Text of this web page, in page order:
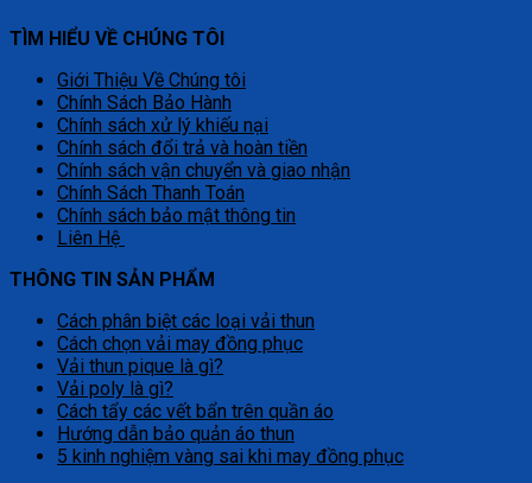
TÌM HIỂU VỀ CHÚNG TÔI
Giới Thiệu Về Chúng tôi
Chính Sách Bảo Hành
Chính sách xử lý khiếu nại
Chính sách đổi trả và hoàn tiền
Chính sách vận chuyển và giao nhận
Chính Sách Thanh Toán
Chính sách bảo mật thông tin
Liên Hệ
THÔNG TIN SẢN PHẨM
Cách phân biệt các loại vải thun
Cách chọn vải may đồng phục
Vải thun pique là gì?
Vải poly là gì?
Cách tẩy các vết bẩn trên quần áo
Hướng dẫn bảo quản áo thun
5 kinh nghiệm vàng sai khi may đồng phục